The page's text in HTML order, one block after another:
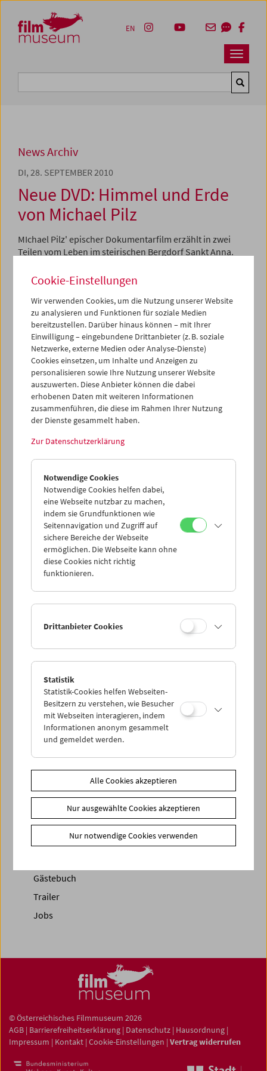
Zum Inhalt
Zum Hauptmenü
Zur Servicenavigation
Zum Suche
Navbar
EN
News Archiv
DI, 28. SEPTEMBER 2010
Neue DVD: Himmel und Erde
von Michael Pilz
MIchael Pilz' epischer Dokumentarfilm erzählt in zwei
Teilen vom Leben im steirischen Bergdorf Sankt Anna.
Sinne: eine Meditation über Zeit, Natur und menschliches
Ringen, zugleich das Dokument einer im Verschwinden
begriffenen Lebensweise.
Zum Shop
< zurück zur Übersicht
Share on
News Archiv
Newsletter
Gästebuch
Trailer
Jobs
© Österreichisches Filmmuseum 2026
AGB | Barrierefreiheitserklärung | Datenschutz | Hausordnung |
Impressum | Kontakt | Cookie-Einstellungen | Vertrag widerrufen
Cookie-Einstellungen
Wir verwenden Cookies, um die Nutzung unserer Website
zu analysieren und Funktionen für soziale Medien
bereitzustellen. Darüber hinaus können – mit Ihrer
Einwilligung – eingebundene Drittanbieter (z. B. soziale
Netzwerke, externe Medien oder Analyse-Dienste)
Cookies einsetzen, um Inhalte und Anzeigen zu
personalisieren sowie Ihre Nutzung unserer Website
auszuwerten. Diese Anbieter können die dabei
erhobenen Daten mit weiteren Informationen
zusammenführen, die diese im Rahmen Ihrer Nutzung
der Dienste gesammelt haben.
Zur Datenschutzerklärung
Notwendige Cookies
Notwendige Cookies helfen dabei,
eine Webseite nutzbar zu machen,
indem sie Grundfunktionen wie
Seitennavigation und Zugriff auf
sichere Bereiche der Webseite
ermöglichen. Die Webseite kann ohne
diese Cookies nicht richtig
funktionieren.
Drittanbieter Cookies
Statistik
Statistik-Cookies helfen Webseiten-
Besitzern zu verstehen, wie Besucher
mit Webseiten interagieren, indem
Informationen anonym gesammelt
und gemeldet werden.
Alle Cookies akzeptieren
Nur ausgewählte Cookies akzeptieren
Nur notwendige Cookies verwenden